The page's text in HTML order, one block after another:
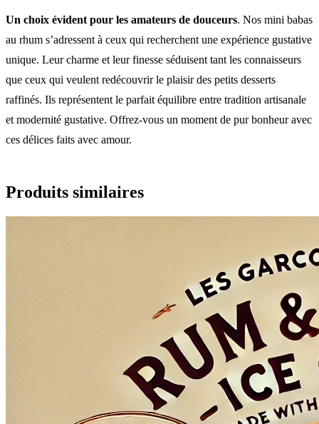
Un choix évident pour les amateurs de douceurs. Nos mini babas
au rhum s’adressent à ceux qui recherchent une expérience gustative
unique. Leur charme et leur finesse séduisent tant les connaisseurs
que ceux qui veulent redécouvrir le plaisir des petits desserts
raffinés. Ils représentent le parfait équilibre entre tradition artisanale
et modernité gustative. Offrez-vous un moment de pur bonheur avec
ces délices faits avec amour.
Produits similaires